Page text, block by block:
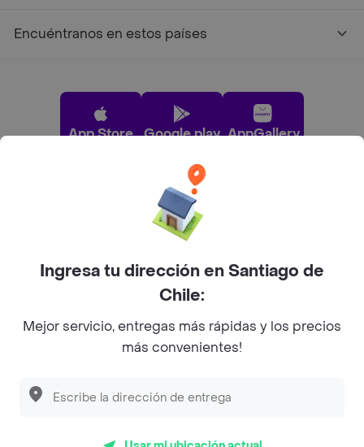
Descubre las PROMOCIONES que tenemos
Encuéntranos en estos países
App Store Google play AppGallery
Pide tu comida favorita cerca de ti
Categorías
Ingresa tu dirección en Santiago de
Chile:
Mejor servicio, entregas más rápidas y los precios
más convenientes!